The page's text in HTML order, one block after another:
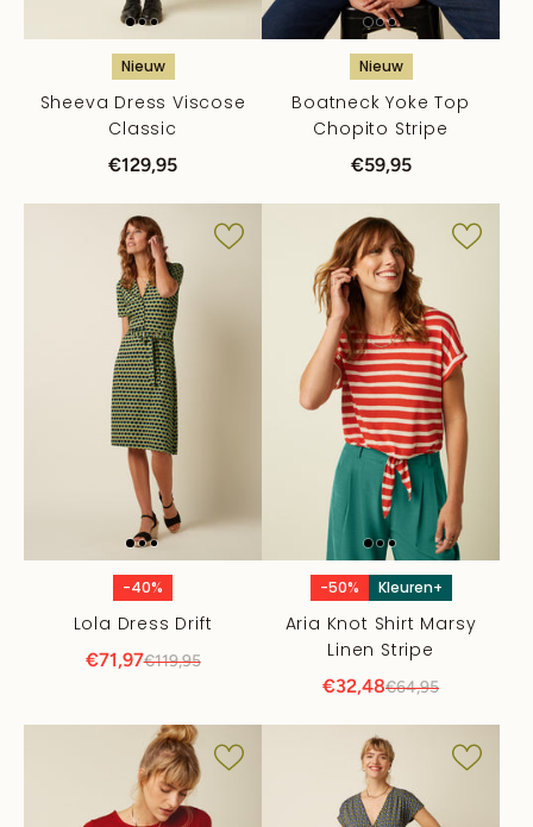
Nieuw
Sheeva Dress Viscose
Classic
€129,95
Nieuw
Boatneck Yoke Top
Chopito Stripe
€59,95
-40%
Lola Dress Drift
€71,97€119,95
-50% Kleuren+
Aria Knot Shirt Marsy
Linen Stripe
€32,48€64,95